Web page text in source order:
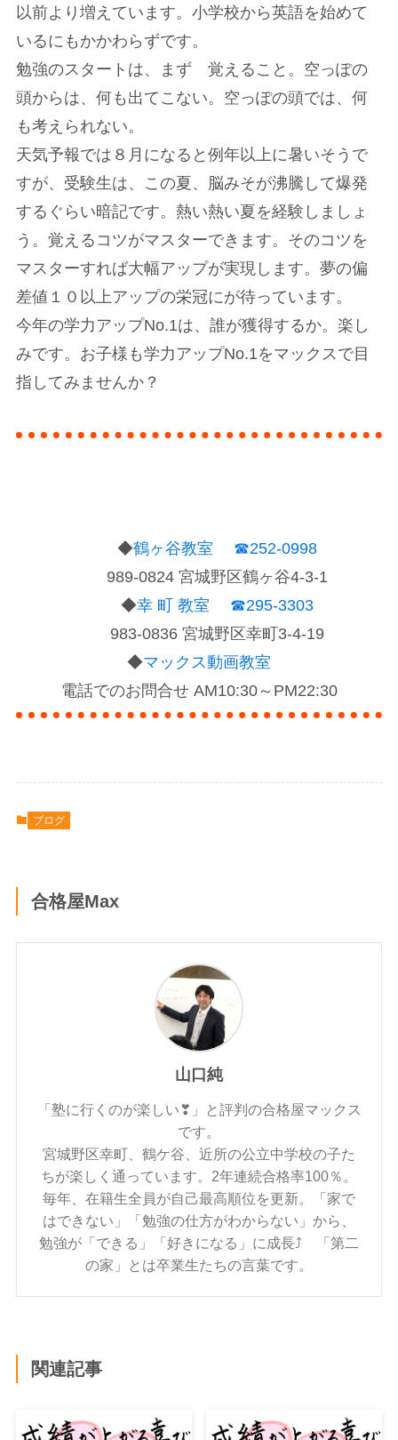
以前より増えています。小学校から英語を始めて
いるにもかかわらずです。
勉強のスタートは、まず 覚えること。空っぽの
頭からは、何も出てこない。空っぽの頭では、何
も考えられない。
天気予報では８月になると例年以上に暑いそうで
すが、受験生は、この夏、脳みそが沸騰して爆発
するぐらい暗記です。熱い熱い夏を経験しましょ
う。覚えるコツがマスターできます。そのコツを
マスターすれば大幅アップが実現します。夢の偏
差値１０以上アップの栄冠にが待っています。
今年の学力アップNo.1は、誰が獲得するか。楽し
みです。お子様も学力アップNo.1をマックスで目
指してみませんか？
◆鶴ヶ谷教室
☎252-0998
989-0824 宮城野区鶴ヶ谷4-3-1
◆幸 町 教室
☎295-3303
983-0836 宮城野区幸町3-4-19
◆マックス動画教室
電話でのお問合せ AM10:30～PM22:30
ブログ
合格屋Max
山口純
「塾に行くのが楽しい❣」と評判の合格屋マックス
です。
宮城野区幸町、鶴ケ谷、近所の公立中学校の子た
ちが楽しく通っています。2年連続合格率100％。
毎年、在籍生全員が自己最高順位を更新。「家で
はできない」「勉強の仕方がわからない」から、
勉強が「できる」「好きになる」に成長⤴ 「第二
の家」とは卒業生たちの言葉です。
関連記事